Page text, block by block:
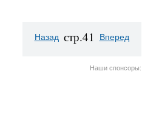
Назад стр.41 Вперед
Наши спонсоры: